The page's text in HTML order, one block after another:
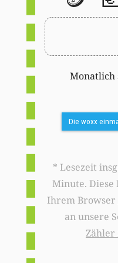
Monatlich
Die woxx
* Lesezeit
Minute.
Ihrem
an unsere
Zähler